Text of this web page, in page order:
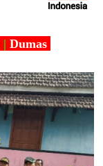
| Dumas